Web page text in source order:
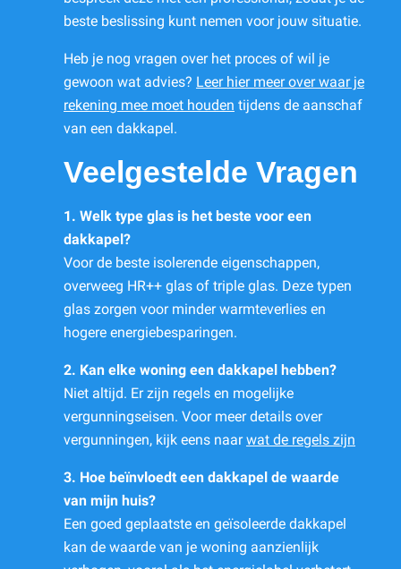
beste beslissing kunt nemen voor jouw situatie.
Heb je nog vragen over het proces of wil je
gewoon wat advies? Leer hier meer over waar je
rekening mee moet houden tijdens de aanschaf
van een dakkapel.
Veelgestelde Vragen
1. Welk type glas is het beste voor een
dakkapel?
Voor de beste isolerende eigenschappen,
overweeg HR++ glas of triple glas. Deze typen
glas zorgen voor minder warmteverlies en
hogere energiebesparingen.
2. Kan elke woning een dakkapel hebben?
Niet altijd. Er zijn regels en mogelijke
vergunningseisen. Voor meer details over
vergunningen, kijk eens naarwat de regels zijn
3. Hoe beïnvloedt een dakkapel de waarde
van mijn huis?
Een goed geplaatste en geïsoleerde dakkapel
kan de waarde van je woning aanzienlijk